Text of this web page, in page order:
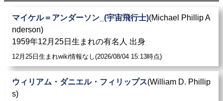
マイケル＝アンダーソン_(宇宙飛行士)(Michael Phillip A
nderson)
1959年12月25日生まれの有名人 出身
12月25日生まれwiki情報なし(2026/08/04 15:13時点)
ウィリアム・ダニエル・フィリップス(William D. Phillip
s)